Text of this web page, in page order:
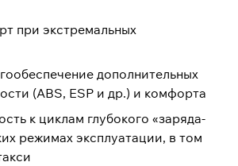
при экстремальных
дополнительных
(ABS, ESP и др.) и комфорта
к циклам глубокого «заряда-
режимах эксплуатации, в том